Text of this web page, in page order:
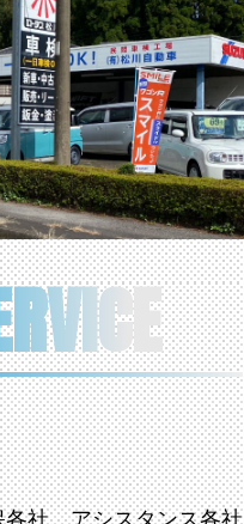
社、アシスタンス各社